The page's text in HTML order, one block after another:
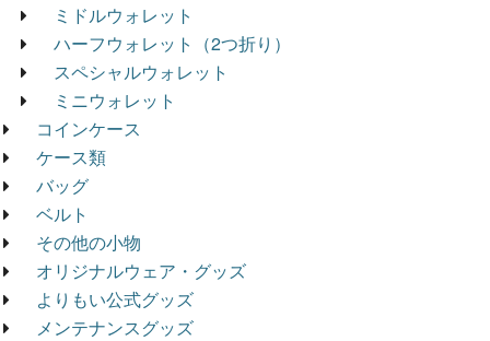
ミドルウォレット
ハーフウォレット（2つ折り）
スペシャルウォレット
ミニウォレット
コインケース
ケース類
バッグ
ベルト
その他の小物
オリジナルウェア・グッズ
よりもい公式グッズ
メンテナンスグッズ